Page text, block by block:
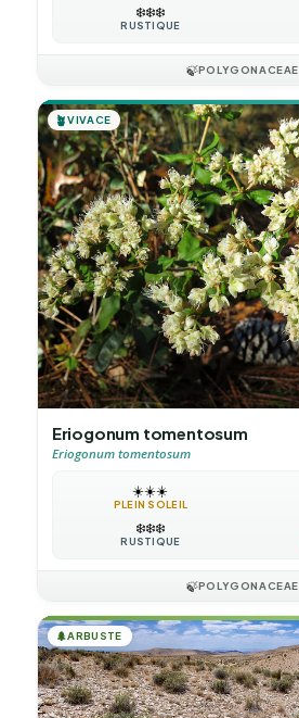
❄️❄️❄️
RUSTIQUE
🍃POLYGONACEAE
🪴VIVACE
Eriogonum tomentosum
Eriogonum tomentosum
☀️☀️☀️
PLEIN SOLEIL
❄️❄️❄️
RUSTIQUE
🍃POLYGONACEAE
🌲ARBUSTE